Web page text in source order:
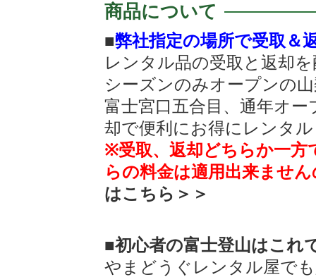
商品について
■弊社指定の場所で受取＆
レンタル品の受取と返却
シーズンのみオープンの
富士宮口五合目、通年オ
却で便利にお得にレンタ
※受取、返却どちらか一方
らの料金は適用出来ませ
はこちら＞＞
■初心者の富士登山はこれ
やまどうぐレンタル屋で